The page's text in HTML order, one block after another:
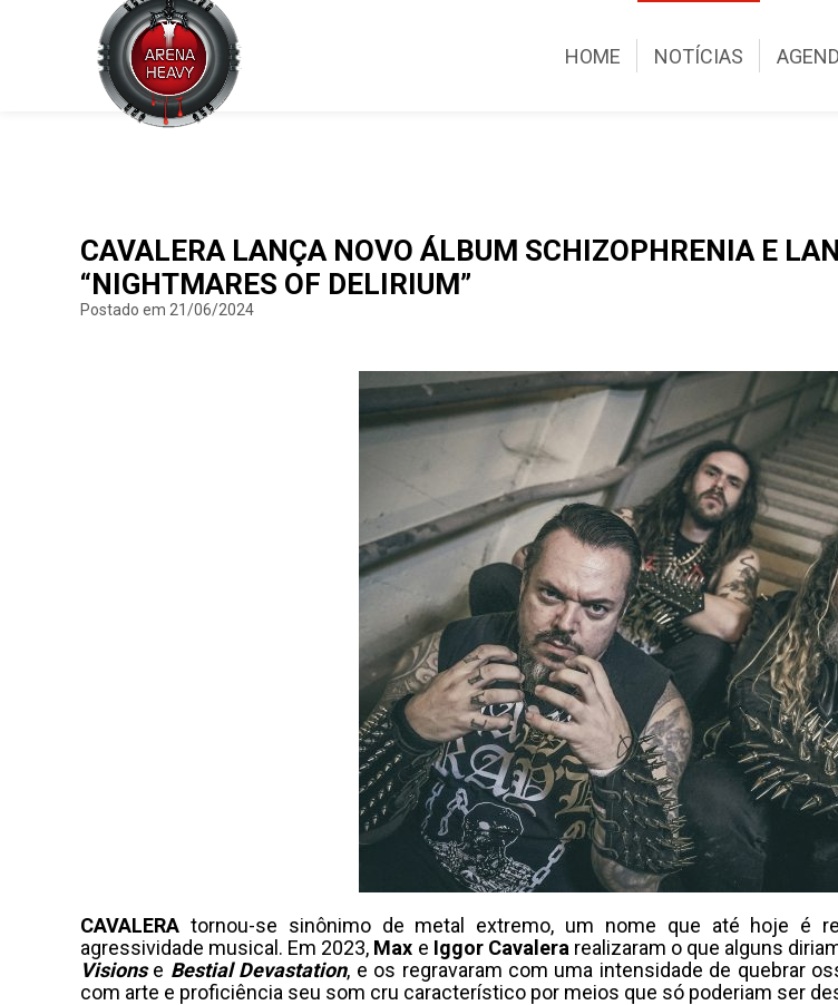
HOME NOTÍCIAS
CAVALERA LANÇA NOVO ÁLBUM SCHIZOPHRENIA E
“NIGHTMARES OF DELIRIUM”
Postado em 21/06/2024
CAVALERA tornou-se sinônimo de metal extremo, um nome que até hoje é
agressividade musical. Em 2023, Max e Iggor Cavalera realizaram o que alguns
Visionse Bestial Devastation, e os regravaram com uma intensidade de quebrar
com arte e proficiência seu som cru característico por meios que só poderiam ser